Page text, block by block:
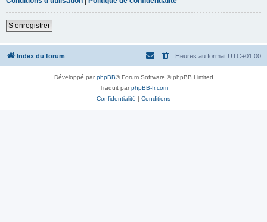
S’enregistrer
Index du forum Heures au format UTC+01:00
Développé parphpBB® Forum Software © phpBB Limited
Traduit parphpBB-fr.com
Confidentialité | Conditions